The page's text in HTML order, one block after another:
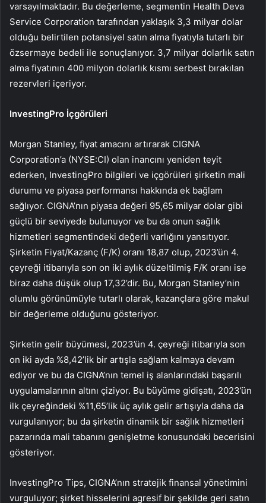
varsayılmaktadır. Bu değerleme, segmentin Health Deva
Service Corporation tarafından yaklaşık 3,3 milyar dolar
olduğu belirtilen potansiyel satın alma fiyatıyla tutarlı bir
özsermaye bedeli ile sonuçlanıyor. 3,7 milyar dolarlık satın
alma fiyatının 400 milyon dolarlık kısmı serbest bırakılan
rezervleri içeriyor.
InvestingPro İçgörüleri
Morgan Stanley, fiyat amacını artırarak CIGNA
Corporation’a (NYSE:CI) olan inancını yeniden teyit
ederken, InvestingPro bilgileri ve içgörüleri şirketin mali
durumu ve piyasa performansı hakkında ek bağlam
sağlıyor. CIGNA’nın piyasa değeri 95,65 milyar dolar gibi
güçlü bir seviyede bulunuyor ve bu da onun sağlık
hizmetleri segmentindeki değerli varlığını yansıtıyor.
Şirketin Fiyat/Kazanç (F/K) oranı 18,87 olup, 2023’ün 4.
çeyreği itibarıyla son on iki aylık düzeltilmiş F/K oranı ise
biraz daha düşük olup 17,32’dir. Bu, Morgan Stanley’nin
olumlu görünümüyle tutarlı olarak, kazançlara göre makul
bir değerleme olduğunu gösteriyor.
Şirketin gelir büyümesi, 2023’ün 4. çeyreği itibarıyla son
on iki ayda %8,42’lik bir artışla sağlam kalmaya devam
ediyor ve bu da CIGNA’nın temel iş alanlarındaki başarılı
uygulamalarının altını çiziyor. Bu büyüme gidişatı, 2023’ün
ilk çeyreğindeki %11,65’lik üç aylık gelir artışıyla daha da
vurgulanıyor; bu da şirketin dinamik bir sağlık hizmetleri
pazarında mali tabanını genişletme konusundaki becerisini
gösteriyor.
InvestingPro Tips, CIGNA’nın stratejik finansal yönetimini
vurguluyor; şirket hisselerini agresif bir şekilde geri satın